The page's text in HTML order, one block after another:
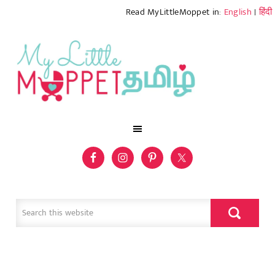
Read MyLittleMoppet in: English |हिंदी